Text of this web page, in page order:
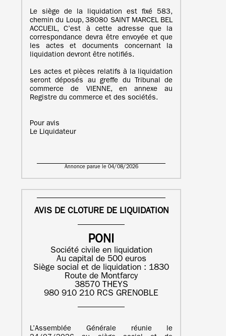
Le siège de la liquidation est fixé 583,
chemin du Loup, 38080 SAINT MARCEL BEL
ACCUEIL, C’est à cette adresse que la
correspondance devra être envoyée et que
les actes et documents concernant la
liquidation devront être notifiés.
Les actes et pièces relatifs à la liquidation
seront déposés au greffe du Tribunal de
commerce de VIENNE, en annexe au
Registre du commerce et des sociétés.
Pour avis
Le Liquidateur
Annonce parue le 04/08/2026
AVIS DE CLOTURE DE LIQUIDATION
PONI
Société civile en liquidation
Au capital de 500 euros
Siège social et de liquidation : 1830
Route de Montfarcy
38570 THEYS
980 910 210 RCS GRENOBLE
L’Assemblée Générale réunie le